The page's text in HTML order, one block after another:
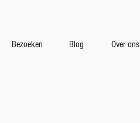
Bezoeken Blog Over ons